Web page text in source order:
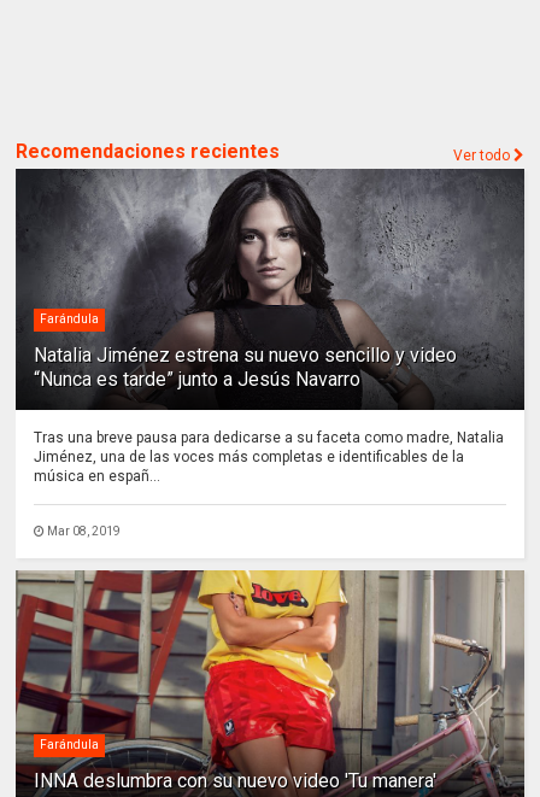
Recomendaciones recientes Ver todo
Farándula
Natalia Jiménez estrena su nuevo sencillo y video
“Nunca es tarde” junto a Jesús Navarro
Tras una breve pausa para dedicarse a su faceta como madre, Natalia
Jiménez, una de las voces más completas e identificables de la
música en españ...
Mar 08, 2019
Farándula
INNA deslumbra con su nuevo video 'Tu manera'